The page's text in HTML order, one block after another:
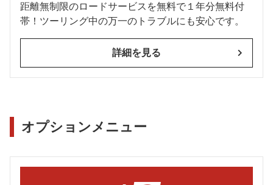
距離無制限のロードサービスを無料で１年分無料付
帯！ツーリング中の万一のトラブルにも安心です。
詳細を見る
オプションメニュー